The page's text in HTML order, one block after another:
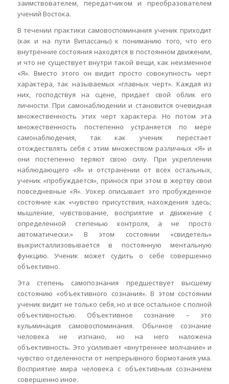
заимствователем, передатчиком и преобразователем
учений Востока.
В течении практики самовоспоминания ученик приходит
(как и на пути Випассаны) к пониманию того, что его
внутренние состояния находятся в постоянном движении,
и что не существует внутри такой вещи, как неизменное
«Я». Вместо этого он видит просто совокупность черт
характера, так называемых «главных черт». Каждая из
них, господствуя на сцене, придает свой облик его
личности. При самонаблюдении и становится очевидная
множественность этих черт характера. Но потом эта
множественность постепенно устраняется по мере
самонаблюдения, так как ученик перестает
отождествлять себя с этим множеством различных «Я» и
они постепенно теряют свою силу. При укреплении
наблюдающего «Я» и отстранении от всех остальных,
ученик «пробуждается», принося при этом в жертву свои
повседневные «Я». Уокер описывает это пробужденное
состояние как «чувство присутствия, нахождения здесь;
мышление, чувствование, восприятие и движение с
определенной степенью контроля, а не просто
автоматически.» В этом состоянии «свидетель»
выкристаллизовывается в постоянную ментальную
функцию. Ученик может судить о себе совершенно
объективно.
Эта степень самопознания предшествует высшему
состоянию «объективного сознания». В этом состоянии
ученик видит не только себя, но и все остальное с полной
объективностью. Объективное сознание – это
кульминация самовоспоминания. Обычное сознание
человека не изгнано, но на него наложена
объективность. Это усиливает «внутреннее молчание» и
чувство отделенности от непрерывного бормотания ума.
Восприятие мира человека с объективным сознанием
совершенно иное.